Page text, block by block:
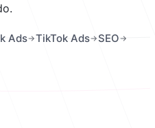
Ads TikTok Ads
SEO